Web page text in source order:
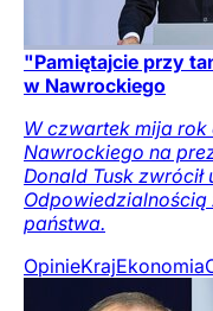
"Pamiętajcie przy
w Nawrockiego
W czwartek mija
Nawrockiego na
Donald Tusk
Odpowiedzialnością
państwa.
OpinieKrajEkonomia